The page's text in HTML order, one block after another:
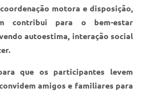
motora e disposição,
contribui para o bem-estar
autoestima, interação social
que os participantes levem
amigos e familiares para